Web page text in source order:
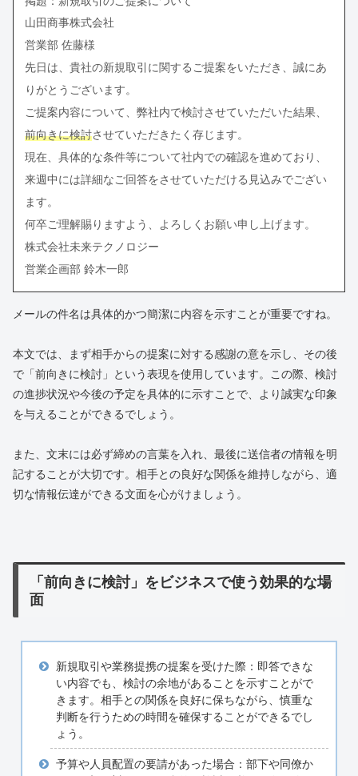
山田商事株式会社
営業部 佐藤様
先日は、貴社の新規取引に関するご提案をいただき、誠にあ
りがとうございます。
ご提案内容について、弊社内で検討させていただいた結果、
前向きに検討させていただきたく存じます。
現在、具体的な条件等について社内での確認を進めており、
来週中には詳細なご回答をさせていただける見込みでござい
ます。
何卒ご理解賜りますよう、よろしくお願い申し上げます。
株式会社未来テクノロジー
営業企画部 鈴木一郎
メールの件名は具体的かつ簡潔に内容を示すことが重要ですね。
本文では、まず相手からの提案に対する感謝の意を示し、その後
で「前向きに検討」という表現を使用しています。この際、検討
の進捗状況や今後の予定を具体的に示すことで、より誠実な印象
を与えることができるでしょう。
また、文末には必ず締めの言葉を入れ、最後に送信者の情報を明
記することが大切です。相手との良好な関係を維持しながら、適
切な情報伝達ができる文面を心がけましょう。
「前向きに検討」をビジネスで使う効果的な場
面
新規取引や業務提携の提案を受けた際：即答できな
い内容でも、検討の余地があることを示すことがで
きます。相手との関係を良好に保ちながら、慎重な
判断を行うための時間を確保することができるでし
ょう。
予算や人員配置の要請があった場合：部下や同僚か